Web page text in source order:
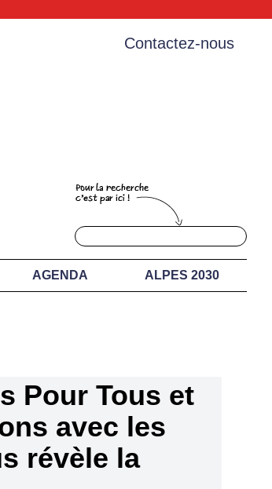
Contactez-nous
AGENDA ALPES 2030
Pour Tous et
avec les
révèle la